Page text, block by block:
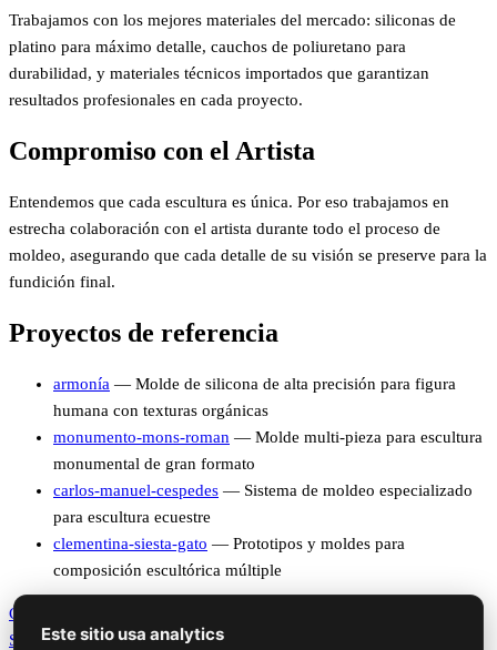
Trabajamos con los mejores materiales del mercado: siliconas de
platino para máximo detalle, cauchos de poliuretano para
durabilidad, y materiales técnicos importados que garantizan
resultados profesionales en cada proyecto.
Compromiso con el Artista
Entendemos que cada escultura es única. Por eso trabajamos en
estrecha colaboración con el artista durante todo el proceso de
moldeo, asegurando que cada detalle de su visión se preserve para la
fundición final.
Proyectos de referencia
armonía — Molde de silicona de alta precisión para figura
humana con texturas orgánicas
monumento-mons-roman — Molde multi-pieza para escultura
monumental de gran formato
carlos-manuel-cespedes — Sistema de moldeo especializado
para escultura ecuestre
clementina-siesta-gato — Prototipos y moldes para
composición escultórica múltiple
Consultar sobre Moldes
Solicitar Visita al Taller
Este sitio usa analytics